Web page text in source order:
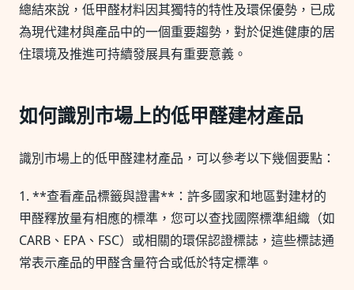
總結來說，低甲醛材料因其獨特的特性及環保優勢，已成
為現代建材與產品中的一個重要趨勢，對於促進健康的居
住環境及推進可持續發展具有重要意義。
如何識別市場上的低甲醛建材產品
識別市場上的低甲醛建材產品，可以參考以下幾個要點：
1. **查看產品標籤與證書**：許多國家和地區對建材的
甲醛釋放量有相應的標準，您可以查找國際標準組織（如
CARB、EPA、FSC）或相關的環保認證標誌，這些標誌通
常表示產品的甲醛含量符合或低於特定標準。